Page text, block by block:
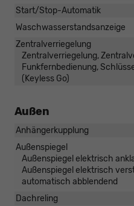
Start/Stop-Automatik
Waschwasserstandsanzeige
Zentralverriegelung
Zentralverriegelung,
Funkfernbedienung,
(Keyless Go)
Außen
Anhängerkupplung
Außenspiegel
Außenspiegel elektrisch
Außenspiegel elektrisch
automatisch abblendend
Dachreling